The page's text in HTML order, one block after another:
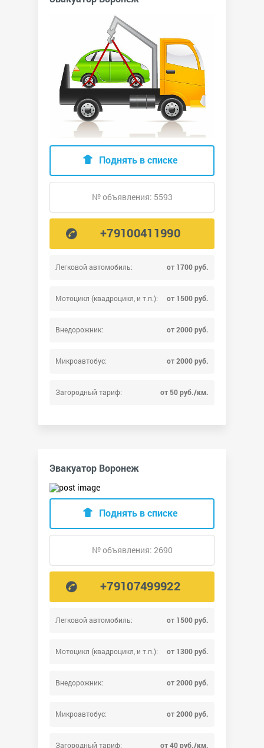
Легковой автомобиль: от 1700 руб.
Мотоцикл (квадроцикл, и т.п.): от 1500 руб.
Внедорожник: от 2000 руб.
Микроавтобус: от 2000 руб.
Загородный тариф: от 50 руб./км.
Поднять в списке
№ объявления: 5593
+79100411990
Эвакуатор Воронеж
Легковой автомобиль: от 1500 руб.
Мотоцикл (квадроцикл, и т.п.): от 1300 руб.
Внедорожник: от 2000 руб.
Микроавтобус: от 2000 руб.
Загородный тариф: от 40 руб./км.
Поднять в списке
№ объявления: 2690
+79107499922